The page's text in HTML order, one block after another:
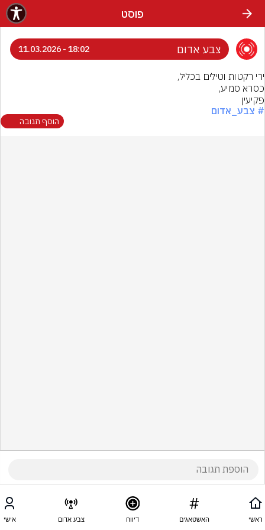
פוסט
צבע אדום 18:02 - 11.03.2026
פקיעין
# צבע_אדום
הוסף תגובה
ראשי האשטאגים דיווח צבע אדום אישי